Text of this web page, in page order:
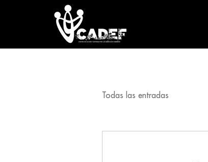
Todas las entradas